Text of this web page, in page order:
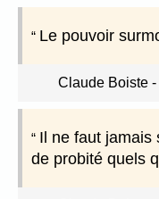
Le pouvoir
Claude Boiste-
Il ne faut jamais
de probité quels